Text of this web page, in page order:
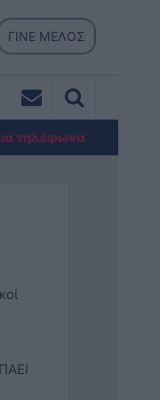
ΓΙΝΕ ΜΕΛΟΣ
τηλέφωνα